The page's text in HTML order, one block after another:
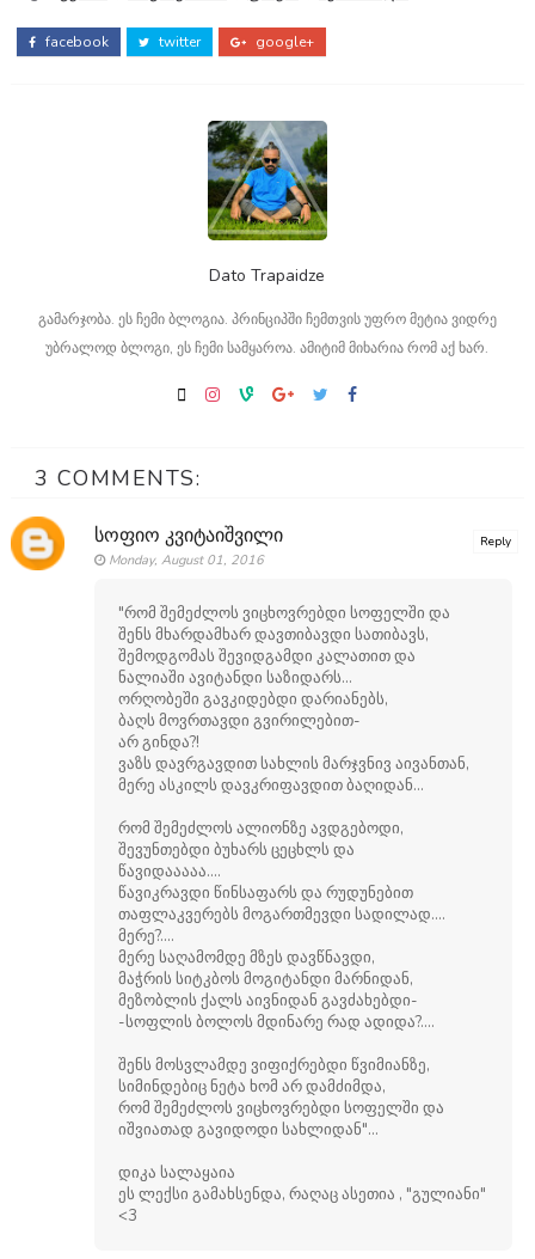
facebook twitter google+
Dato Trapaidze
გამარჯობა. ეს ჩემი ბლოგია. პრინციპში ჩემთვის უფრო მეტია ვიდრე
უბრალოდ ბლოგი, ეს ჩემი სამყაროა. ამიტიმ მიხარია რომ აქ ხარ.
3 COMMENTS:
სოფიო კვიტაიშვილი
Monday, August 01, 2016
"რომ შემეძლოს ვიცხოვრებდი სოფელში და
შენს მხარდამხარ დავთიბავდი სათიბავს,
შემოდგომას შევიდგამდი კალათით და
ნალიაში ავიტანდი საზიდარს...
ორღობეში გავკიდებდი დარიანებს,
ბაღს მოვრთავდი გვირილებით-
არ გინდა?!
ვაზს დავრგავდით სახლის მარჯვნივ აივანთან,
მერე ასკილს დავკრიფავდით ბაღიდან...
რომ შემეძლოს ალიონზე ავდგებოდი,
შევუნთებდი ბუხარს ცეცხლს და
წავიდააააა....
წავიკრავდი წინსაფარს და რუდუნებით
თაფლაკვერებს მოგართმევდი სადილად....
მერე?....
მერე საღამომდე მზეს დავწნავდი,
მაჭრის სიტკბოს მოგიტანდი მარნიდან,
მეზობლის ქალს აივნიდან გავძახებდი-
-სოფლის ბოლოს მდინარე რად ადიდა?....
შენს მოსვლამდე ვიფიქრებდი წვიმიანზე,
სიმინდებიც ნეტა ხომ არ დამძიმდა,
რომ შემეძლოს ვიცხოვრებდი სოფელში და
იშვიათად გავიდოდი სახლიდან"...
დიკა სალაყაია
ეს ლექსი გამახსენდა, რაღაც ასეთია , "გულიანი"
<3
Reply